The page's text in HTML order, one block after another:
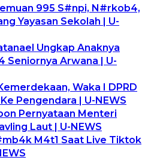
995 S#npi, N#rkob4,
Yayasan Sekolah | U-
Ungkap Anaknya
Seniornya Arwana | U-
Waka I DPRD
Pengendara | U-NEWS
Pernyataan Menteri
Laut | U-NEWS
M4t1 Saat Live Tiktok